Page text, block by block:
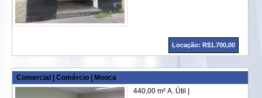
Locação: R$1.700,00
Comercial | Comércio | Mooca
440,00 m² A. Útil |